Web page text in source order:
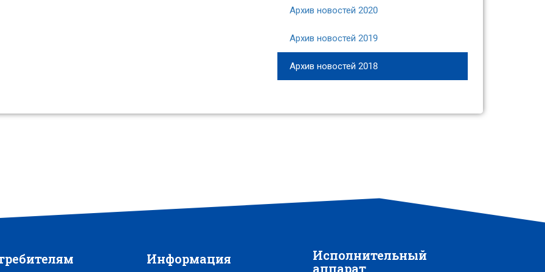
Архив новостей 2020
Архив новостей 2019
Архив новостей 2018
Информация
Исполнительный
аппарат